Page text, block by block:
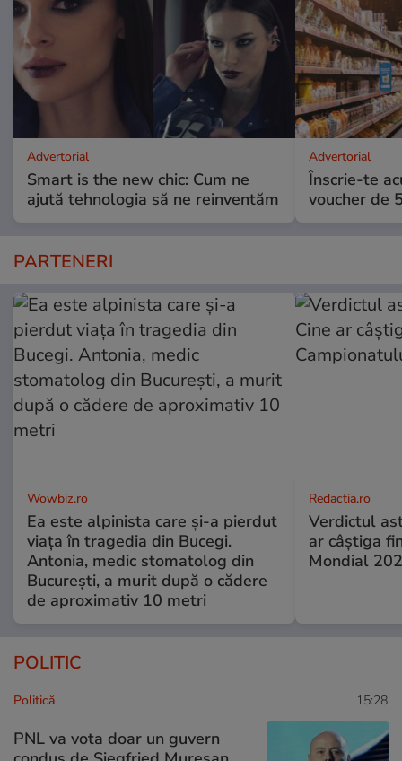
Advertorial
Smart is the new chic: Cum ne
ajută tehnologia să ne reinventăm
Advertorial
Înscrie-te
voucher de
PARTENERI
Wowbiz.ro
Ea este alpinista care și-a pierdut
viața în tragedia din Bucegi.
Antonia, medic stomatolog din
București, a murit după o cădere
de aproximativ 10 metri
Redactia.ro
Verdictul
ar câștiga
Mondial
POLITIC
Politică 15:28
PNL va vota doar un guvern